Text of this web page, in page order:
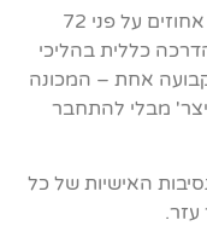
*טבלה זו משתמשת בריבית של חמישה אחוזים על פני 72
לספק הדרכה כללית בהליכי
אחת – המכונה
מבלי להתחבר
האישיות של כל